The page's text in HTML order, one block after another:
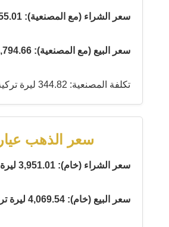
سعر الشراء (مع المصنعية): 4,655.01 ليرة تركية
سعر البيع (مع المصنعية): 4,794.66 ليرة تركية
تكلفة المصنعية: 344.82 ليرة تركية
سعر الذهب عيار 22
سعر الشراء (خام): 3,951.01 ليرة تركية
سعر البيع (خام): 4,069.54 ليرة تركية